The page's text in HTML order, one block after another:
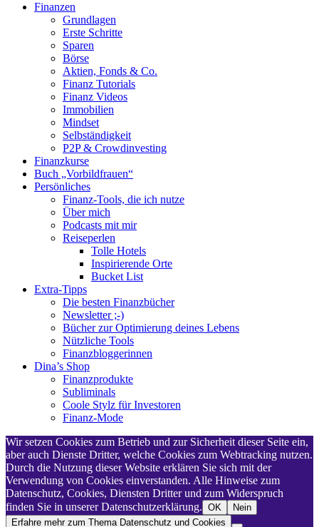
oben
Finanzen
Grundlagen
Erste Schritte
Sparen
Börse
Aktien, Fonds & Co.
Finanz Tutorials
Finanz Videos
Immobilien
Mindset
Selbständigkeit
P2P & Crowdinvesting
Finanzkurse
Buch „Vorbildfrauen“
Persönliches
Finanz-Tools, die ich nutze
Über mich
Podcasts mit mir
Reiseperlen
Tolle Hotels
Inspirierende Orte
Bucket List
Extra-Tipps
Die besten Finanzbücher
Newsletter ;-)
Bücher zur Optimierung deines Lebens
Nützliche Tools
Finanzbloggerinnen
Dina’s Shop
Finanzprodukte
Subliminals
Coole Stylz für Investoren
Finanz-Mode
Wir setzen Cookies zum Betrieb und zur Sicherheit dieser Seite ein,
aber auch Dienste Dritter, welche Cookies zum Webtracking nutzen.
Durch die Nutzung dieser Website erklären Sie sich mit der
Verwendung von Cookies einverstanden. Alle Hinweise zum
Datenschutz, Cookies, Diensten Dritter und zum Widerspruch
finden Sie in unserer Datenschutzerklärung. OK
Nein
Erfahre mehr zum Thema Datenschutz und Cookies